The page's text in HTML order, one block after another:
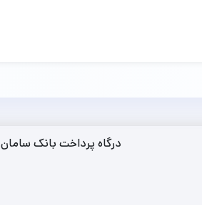
درگاه پرداخت بانک سامان